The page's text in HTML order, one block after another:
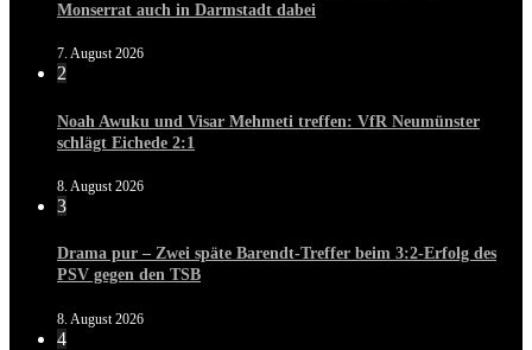
Monserrat auch in Darmstadt dabei
7. August 2026
2
Noah Awuku und Visar Mehmeti treffen: VfR Neumünster
schlägt Eichede 2:1
8. August 2026
3
Drama pur – Zwei späte Barendt-Treffer beim 3:2-Erfolg des
PSV gegen den TSB
8. August 2026
4